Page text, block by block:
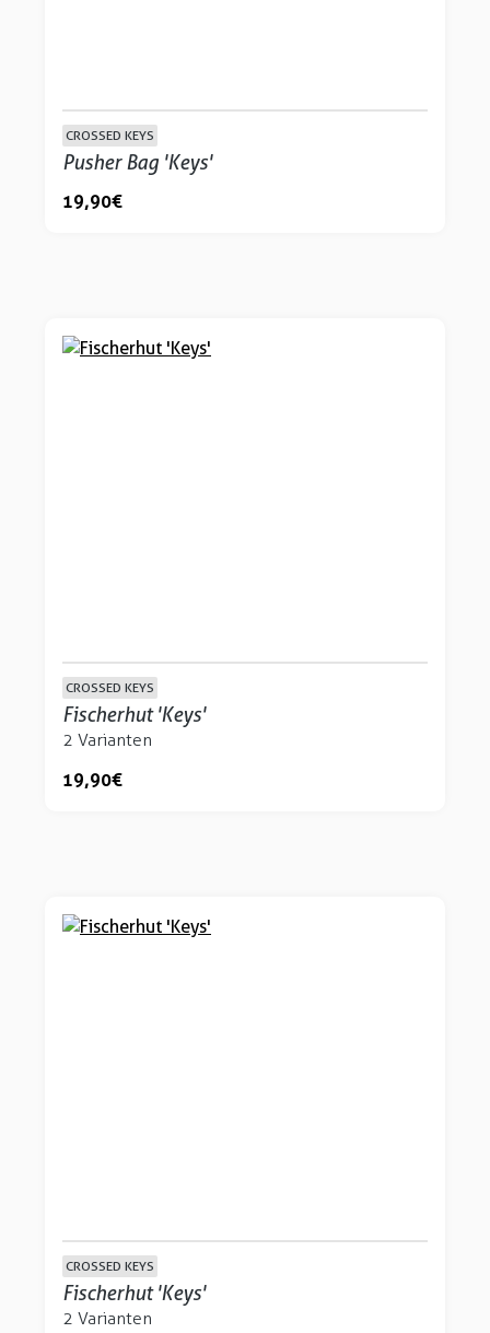
CROSSED KEYS
Pusher Bag 'Keys'
19,90 €
CROSSED KEYS
Fischerhut 'Keys'
2 Varianten
19,90 €
CROSSED KEYS
Fischerhut 'Keys'
2 Varianten